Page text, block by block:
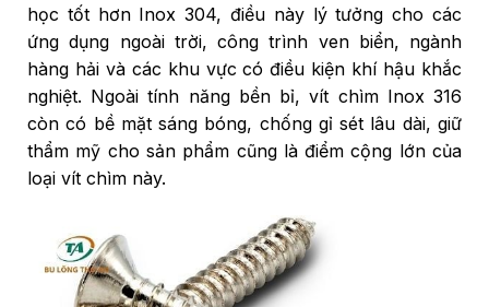
học tốt hơn Inox 304, điều này lý tưởng cho các
ứng dụng ngoài trời, công trình ven biển, ngành
hàng hải và các khu vực có điều kiện khí hậu khắc
nghiệt. Ngoài tính năng bền bỉ, vít chìm Inox 316
còn có bề mặt sáng bóng, chống gỉ sét lâu dài, giữ
thẩm mỹ cho sản phẩm cũng là điểm cộng lớn của
loại vít chìm này.